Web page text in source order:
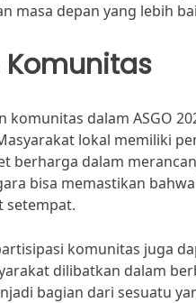
masa depan yang lebih
Komunitas
komunitas dalam ASGO
lokal memiliki
berharga dalam
bisa memastikan
setempat.
komunitas juga
dilibatkan dalam
bagian dari sesuatu